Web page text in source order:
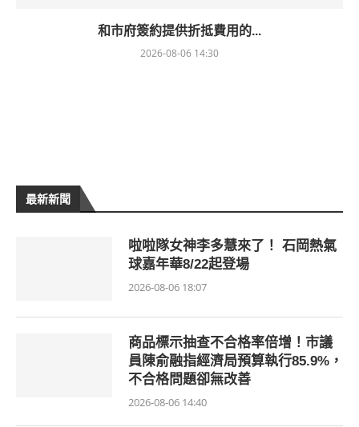
和市府簽約提供折抵費用的...
2026-08-06 14:30
最新新聞
啦啦隊女神李多慧來了！ 石岡熱氣
球嘉年華8/22起登場
2026-08-06 18:07
商品標示抽查不合格率倍增！市議
員陳俞融指經濟局預算執行85.9%，
不合格問題卻無改善
2026-08-06 14:40